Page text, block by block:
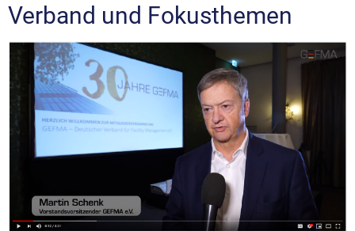
Verband und Fokusthemen